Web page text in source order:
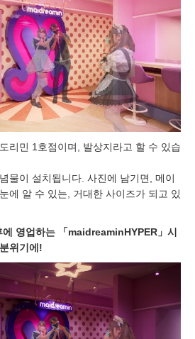
리민 1호점이며, 발상지라고 할 수 있습
물이 설치됩니다. 사진에 남기면, 메이
에 알 수 있는, 거대한 사이즈가 되고 있
영업하는 「maidreaminHYPER」시
위기에!